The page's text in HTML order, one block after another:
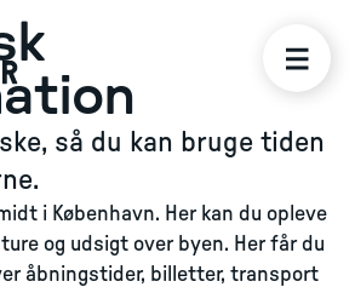
så du kan bruge tiden
i København. Her kan du opleve
og udsigt over byen. Her får du
åbningstider, billetter, transport